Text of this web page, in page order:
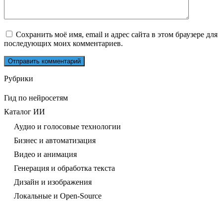
Сохранить моё имя, email и адрес сайта в этом браузере для
последующих моих комментариев.
Рубрики
Гид по нейросетям
Каталог ИИ
Аудио и голосовые технологии
Бизнес и автоматизация
Видео и анимация
Генерация и обработка текста
Дизайн и изображения
Локальные и Open-Source